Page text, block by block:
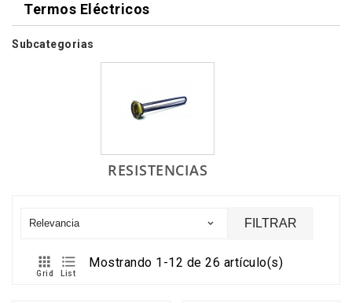
Energía
Solar
Térmica
Termos Eléctricos
Subcategorias
RESISTENCIAS
Relevancia  FILTRAR

Grid

List
Mostrando 1-12 de 26 artículo(s)